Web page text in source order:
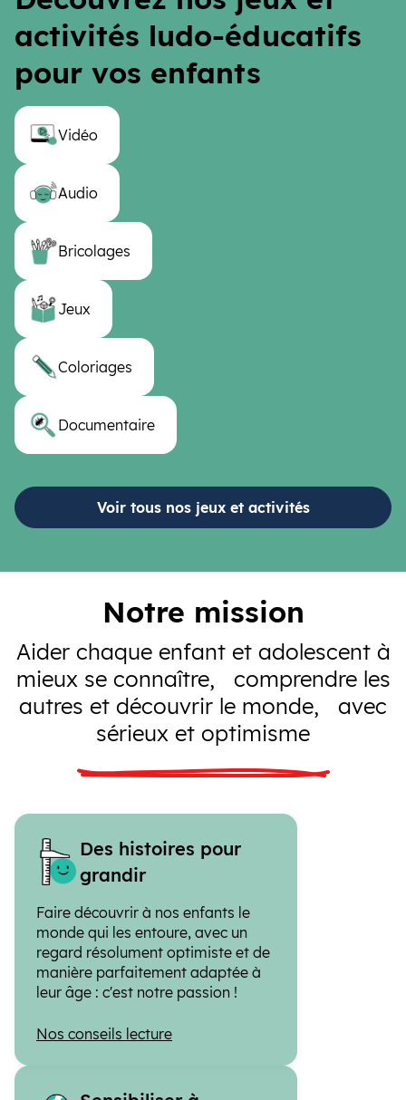
activités ludo-éducatifs
pour vos enfants
Vidéo
Audio
Bricolages
Jeux
Coloriages
Documentaire
Voir tous nos jeux et activités
Notre mission
Aider chaque enfant et adolescent à
mieux se connaître, comprendre les
autres et découvrir le monde, avec
sérieux et optimisme
Des histoires pour
grandir
Faire découvrir à nos enfants le
monde qui les entoure, avec un
regard résolument optimiste et de
manière parfaitement adaptée à
leur âge : c'est notre passion !
Nos conseils lecture